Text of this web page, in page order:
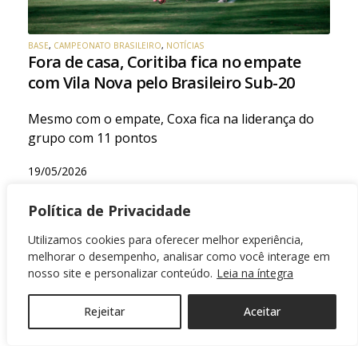
Política de Privacidade
Utilizamos cookies para oferecer melhor experiência,
melhorar o desempenho, analisar como você interage em
nosso site e personalizar conteúdo. Leia na íntegra
Rejeitar Aceitar
BASE, CAMPEONATO BRASILEIRO, NOTÍCIAS
Fora de casa, Coritiba fica no empate
com Vila Nova pelo Brasileiro Sub-20
Mesmo com o empate, Coxa fica na liderança do
grupo com 11 pontos
19/05/2026